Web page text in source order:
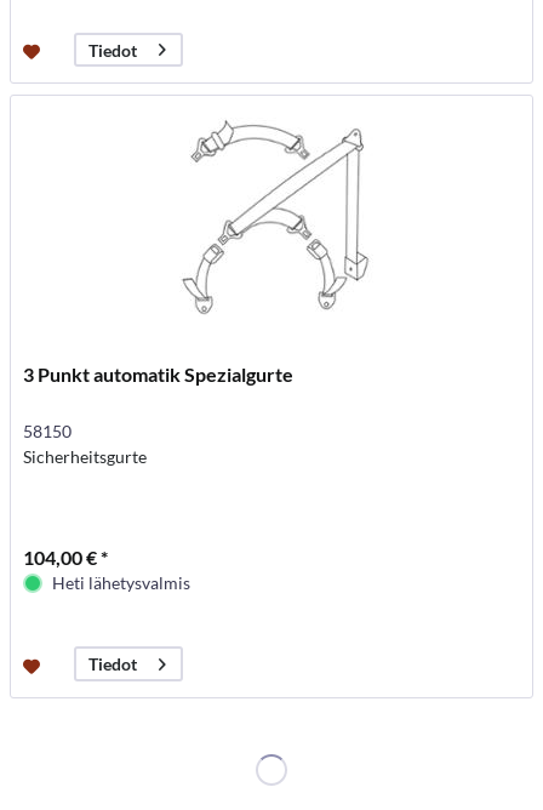
Tiedot
3 Punkt automatik Spezialgurte
58150
Sicherheitsgurte
104,00 € *
Heti lähetysvalmis
Tiedot